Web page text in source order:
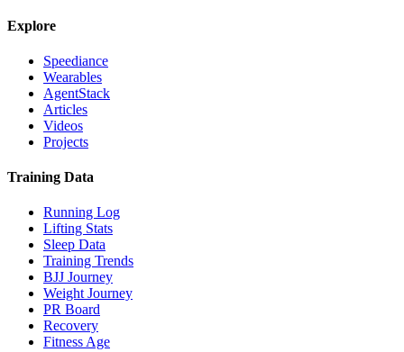
Explore
Speediance
Wearables
AgentStack
Articles
Videos
Projects
Training Data
Running Log
Lifting Stats
Sleep Data
Training Trends
BJJ Journey
Weight Journey
PR Board
Recovery
Fitness Age